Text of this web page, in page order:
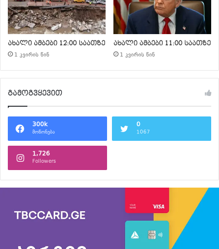
ახალი ამბები 12:00 საათზე
1 კვირის წინ
ახალი ამბები 11:00 საათზე
1 კვირის წინ
გამოგვყევით
300k
მოწონება
0
1067
1,726
Followers